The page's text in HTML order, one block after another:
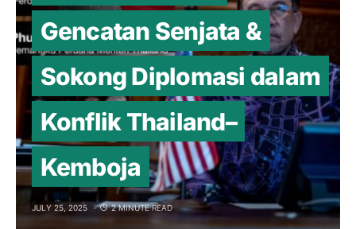
Gencatan Senjata &
Sokong Diplomasi dalam
Konflik Thailand–
Kemboja
JULY 25, 2025 2 MINUTE READ